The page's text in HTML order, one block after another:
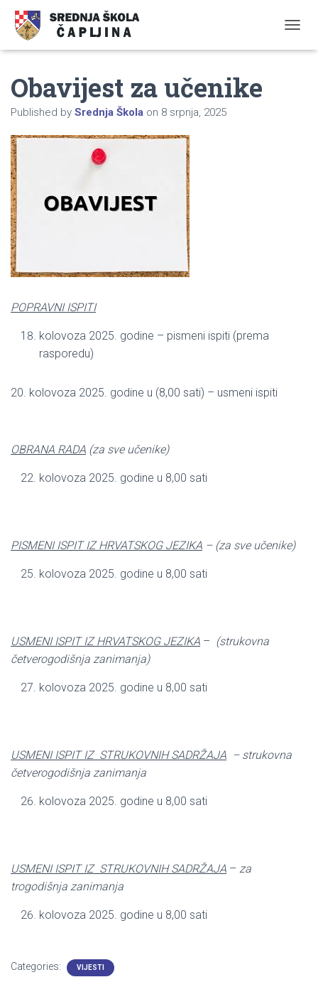
Obavijest za učenike
Published by Srednja Škola on 8 srpnja, 2025
POPRAVNI ISPITI
kolovoza 2025. godine – pismeni ispiti (prema
rasporedu)
20. kolovoza 2025. godine u (8,00 sati) – usmeni ispiti
OBRANA RADA (za sve učenike)
kolovoza 2025. godine u 8,00 sati
PISMENI ISPIT IZ HRVATSKOG JEZIKA – (za sve učenike)
kolovoza 2025. godine u 8,00 sati
USMENI ISPIT IZ HRVATSKOG JEZIKA – (strukovna
četverogodišnja zanimanja)
kolovoza 2025. godine u 8,00 sati
USMENI ISPIT IZ STRUKOVNIH SADRŽAJA – strukovna
četverogodišnja zanimanja
kolovoza 2025. godine u 8,00 sati
USMENI ISPIT IZ STRUKOVNIH SADRŽAJA – za
trogodišnja zanimanja
kolovoza 2025. godine u 8,00 sati
Categories: VIJESTI